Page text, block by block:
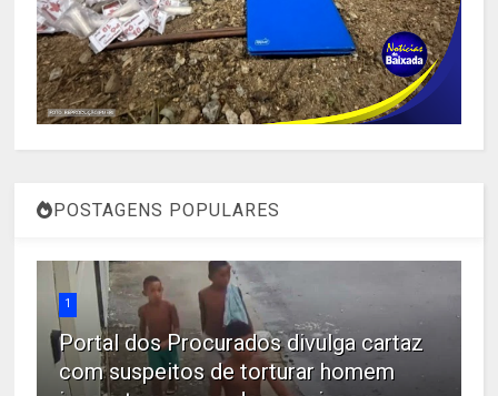
POSTAGENS POPULARES
1
Portal dos Procurados divulga cartaz
com suspeitos de torturar homem